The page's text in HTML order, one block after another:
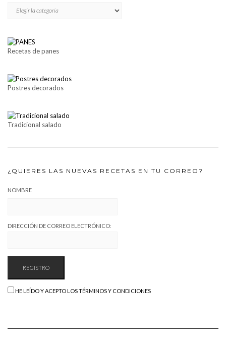
Recetas de panes
Postres decorados
Tradicional salado
¿QUIERES LAS NUEVAS RECETAS EN TU CORREO?
NOMBRE
DIRECCIÓN DE CORREO ELECTRÓNICO:
HE LEÍDO Y ACEPTO LOS TÉRMINOS Y CONDICIONES